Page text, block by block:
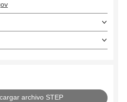
archivo STEP